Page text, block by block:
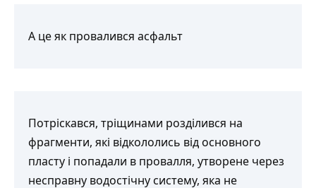
А це як провалився асфальт
Потріскався, тріщинами розділився на
фрагменти, які відкололись від основного
пласту і попадали в провалля, утворене через
несправну водостічну систему, яка не